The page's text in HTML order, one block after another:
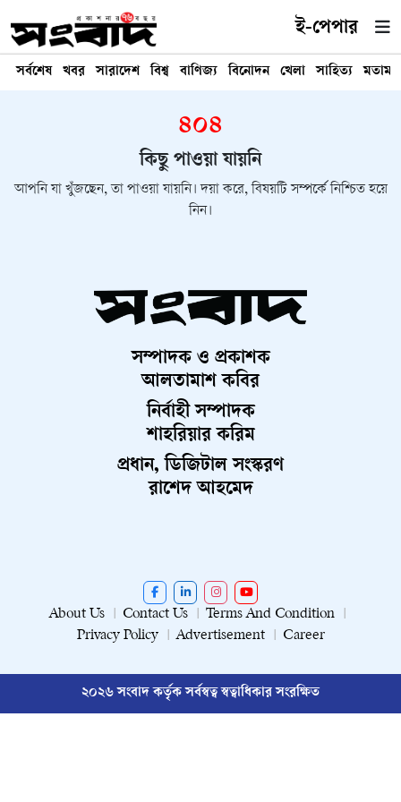
ই-পেপার
সর্বশেষ খবর সারাদেশ বিশ্ব বাণিজ্য বিনোদন খেলা সাহিত্য মতামত
৪০৪
কিছু পাওয়া যায়নি
আপনি যা খুঁজছেন, তা পাওয়া যায়নি। দয়া করে, বিষয়টি সম্পর্কে নিশ্চিত হয়ে
নিন।
সম্পাদক ও প্রকাশক
আলতামাশ কবির
নির্বাহী সম্পাদক
শাহরিয়ার করিম
প্রধান, ডিজিটাল সংস্করণ
রাশেদ আহমেদ
About Us Contact Us
Terms And Condition
Privacy Policy
Advertisement Career
২০২৬ সংবাদ কর্তৃক সর্বস্বত্ব স্বত্বাধিকার সংরক্ষিত